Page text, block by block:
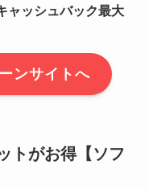
ャッシュバック最大
ンサイトへ
トがお得【ソフ